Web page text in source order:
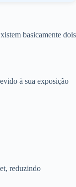
basicamente dois
à sua exposição
reduzindo